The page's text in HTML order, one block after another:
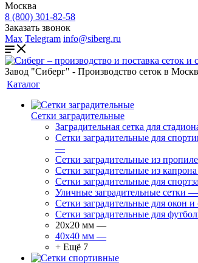
Москва
8 (800) 301-82-58
Заказать звонок
Max Telegram info@siberg.ru
Завод "Сиберг" - Производство сеток в
Каталог
Сетки заградительные
Заградительная сетка для
Сетки заградительные для
—
Сетки заградительные из
Сетки заградительные из капрона
Сетки заградительные для
Уличные заградительные сетки —
Сетки заградительные для окон и
Сетки заградительные для
20х20 мм —
40х40 мм —
+ Ещё 7